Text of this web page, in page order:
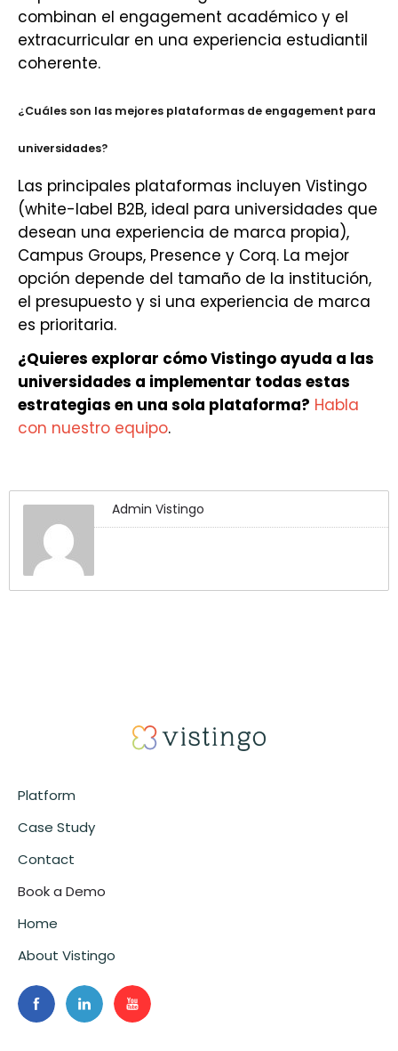
combinan el engagement académico y el
extracurricular en una experiencia estudiantil
coherente.
¿Cuáles son las mejores plataformas de engagement para
universidades?
Las principales plataformas incluyen Vistingo
(white-label B2B, ideal para universidades que
desean una experiencia de marca propia),
Campus Groups, Presence y Corq. La mejor
opción depende del tamaño de la institución,
el presupuesto y si una experiencia de marca
es prioritaria.
¿Quieres explorar cómo Vistingo ayuda a las
universidades a implementar todas estas
estrategias en una sola plataforma? Habla
con nuestro equipo.
Admin Vistingo
Platform
Case Study
Contact
Book a Demo
Home
About Vistingo